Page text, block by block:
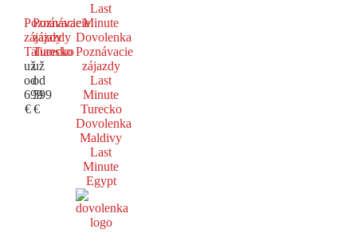
Poznávacie
zájazdy
Taliansko
už
od
699
€
Poznávacie
zájazdy
Turecko
už
od
599
€
Last
Minute
Dovolenka
Poznávacie
zájazdy
Last
Minute
Turecko
Dovolenka
Maldivy
Last
Minute
Egypt